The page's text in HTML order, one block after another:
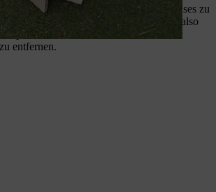
und beginnen im Inneren des Igelhauses zu
Tier seinen Winterschlaf beginnt, ist es also
zu kontrollieren und eventuell das
entfernen.